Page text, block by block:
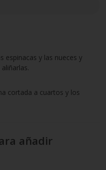
espinacas y las nueces y
cortada a cuartos y los
añadir